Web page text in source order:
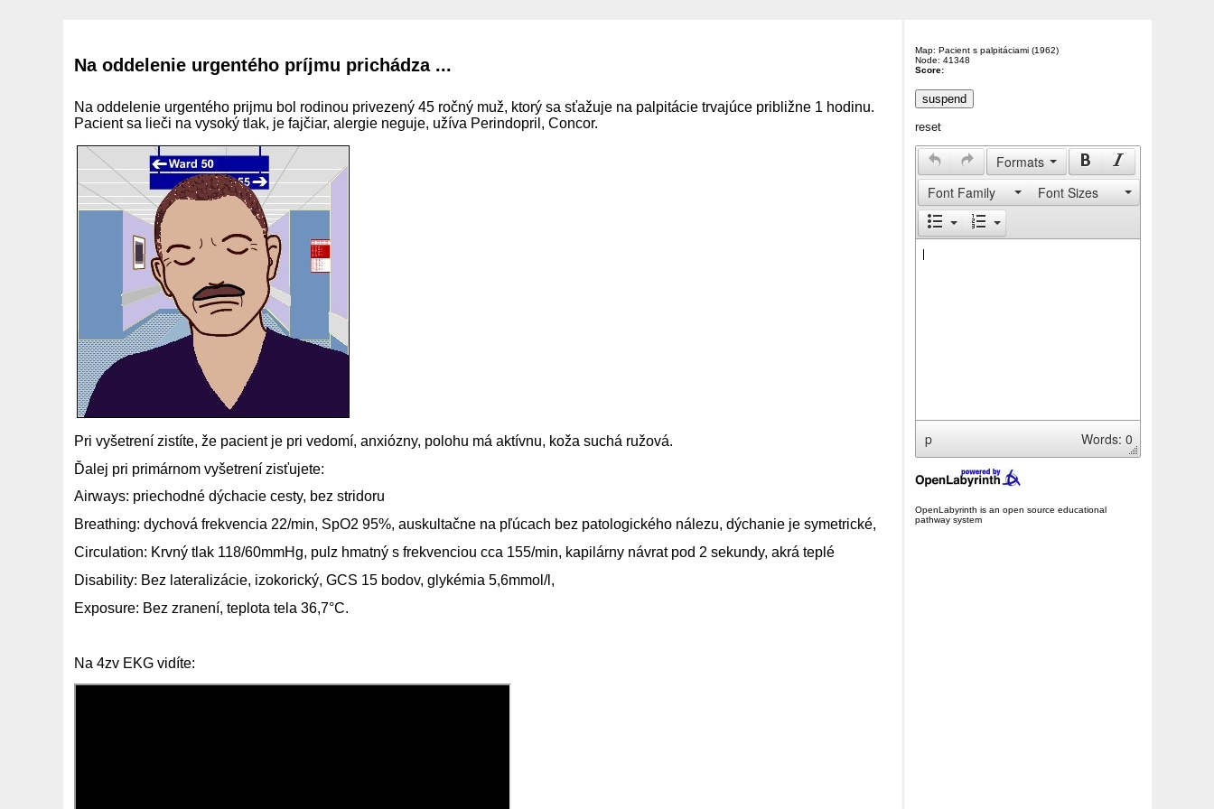
Na oddelenie urgentého príjmu prichádza ...
Na oddelenie urgentého prijmu bol rodinou privezený 45 ročný muž, ktorý sa sťažuje na palpitácie trvajúce približne 1 hodinu.
Pacient sa lieči na vysoký tlak, je fajčiar, alergie neguje, užíva Perindopril, Concor.
Pri vyšetrení zistíte, že pacient je pri vedomí, anxiózny, polohu má aktívnu, koža suchá ružová.
Ďalej pri primárnom vyšetrení zisťujete:
Airways: priechodné dýchacie cesty, bez stridoru
Breathing: dychová frekvencia 22/min, SpO2 95%, auskultačne na pľúcach bez patologického nálezu, dýchanie je symetrické,
Circulation: Krvný tlak 118/60mmHg, pulz hmatný s frekvenciou cca 155/min, kapilárny návrat pod 2 sekundy, akrá teplé
Disability: Bez lateralizácie, izokorický, GCS 15 bodov, glykémia 5,6mmol/l,
Exposure: Bez zranení, teplota tela 36,7°C.
Na 4zv EKG vidíte:
Map: Pacient s palpitáciami (1962)
Node: 41348
Score:
reset
Formats
Font Family
Font Sizes
p Words: 0
OpenLabyrinth is an open source educational
pathway system